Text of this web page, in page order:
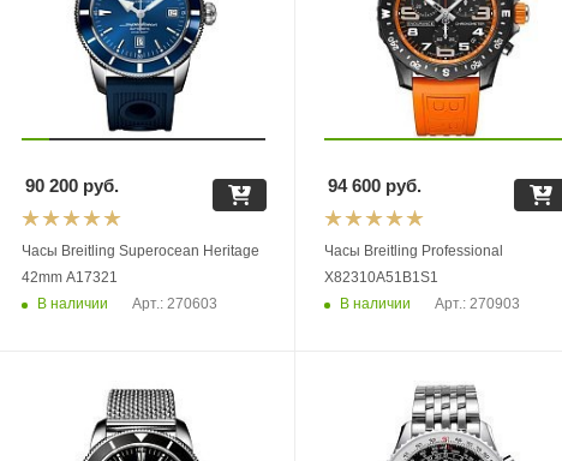
Часы Breitling Superocean Heritage
42mm A17321
В наличии
Арт.: 270603
90 200 руб.
Часы Breitling Professional
X82310A51B1S1
В наличии
Арт.: 270903
94 600руб.